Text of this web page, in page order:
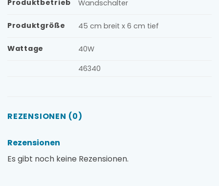
Produktbetrieb Wandschalter
Produktgröße 45 cm breit x 6 cm tief
Wattage
40W
46340
REZENSIONEN (0)
Rezensionen
Es gibt noch keine Rezensionen.